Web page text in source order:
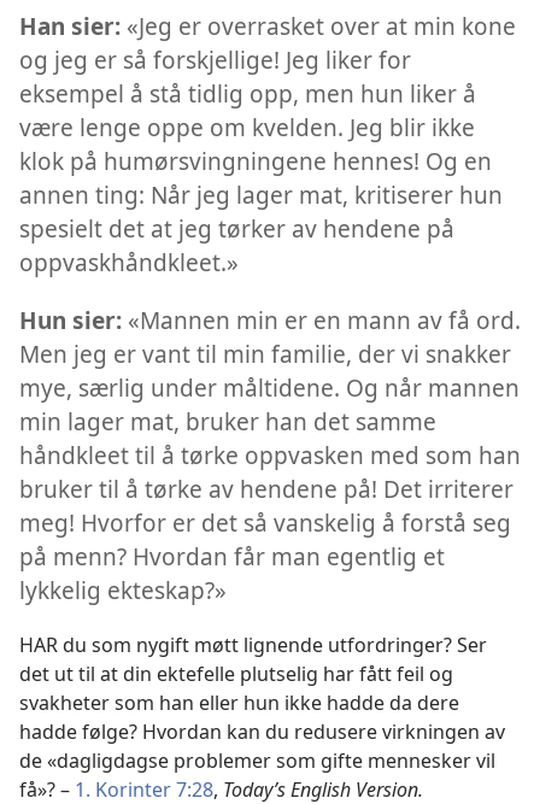
Han sier: «Jeg er overrasket over at min kone
og jeg er så forskjellige! Jeg liker for
eksempel å stå tidlig opp, men hun liker å
være lenge oppe om kvelden. Jeg blir ikke
klok på humørsvingningene hennes! Og en
annen ting: Når jeg lager mat, kritiserer hun
spesielt det at jeg tørker av hendene på
oppvaskhåndkleet.»
Hun sier: «Mannen min er en mann av få ord.
Men jeg er vant til min familie, der vi snakker
mye, særlig under måltidene. Og når mannen
min lager mat, bruker han det samme
håndkleet til å tørke oppvasken med som han
bruker til å tørke av hendene på! Det irriterer
meg! Hvorfor er det så vanskelig å forstå seg
på menn? Hvordan får man egentlig et
lykkelig ekteskap?»
HAR du som nygift møtt lignende utfordringer? Ser
det ut til at din ektefelle plutselig har fått feil og
svakheter som han eller hun ikke hadde da dere
hadde følge? Hvordan kan du redusere virkningen av
de «dagligdagse problemer som gifte mennesker vil
få»? – 1. Korinter 7:28, Today’s English Version.